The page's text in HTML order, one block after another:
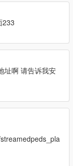
233
址啊 请告诉我安